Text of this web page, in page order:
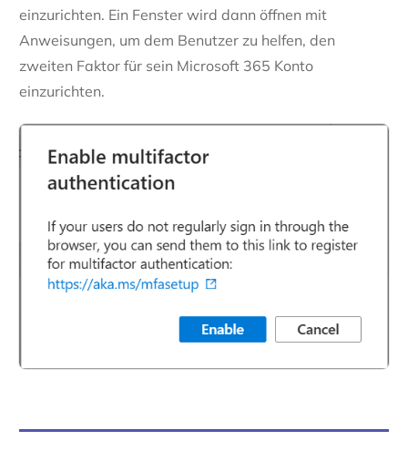
einzurichten. Ein Fenster wird dann öffnen mit
Anweisungen, um dem Benutzer zu helfen, den
zweiten Faktor für sein Microsoft 365 Konto
einzurichten.